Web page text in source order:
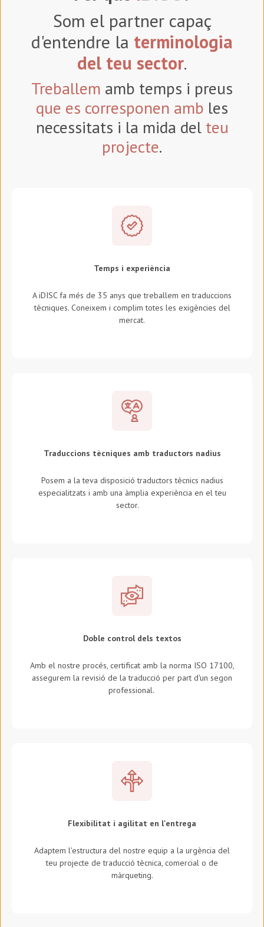
Som el partner capaç
d'entendre la terminologia
del teu sector.
Treballem amb temps i preus
que es corresponen amb les
necessitats i la mida del teu
projecte.
Temps i experiència
A iDISC fa més de 35 anys que treballem en traduccions
tècniques. Coneixem i complim totes les exigències del
mercat.
Traduccions tècniques amb traductors nadius
Posem a la teva disposició traductors tècnics nadius
especialitzats i amb una àmplia experiència en el teu
sector.
Doble control dels textos
Amb el nostre procés, certificat amb la norma ISO 17100,
assegurem la revisió de la traducció per part d'un segon
professional.
Flexibilitat i agilitat en l'entrega
Adaptem l'estructura del nostre equip a la urgència del
teu projecte de traducció tècnica, comercial o de
màrqueting.